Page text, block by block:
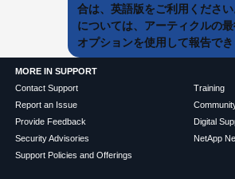
合は、英語版をご利用くださ
については、アーティクルの
オプションを使用して報告でき
MORE IN SUPPORT
Contact Support
Report an Issue
Provide Feedback
Security Advisories
Support Policies and Offerings
Training
Digital
NetApp